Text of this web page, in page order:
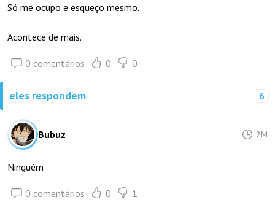
Só me ocupo e esqueço mesmo.
Acontece de mais.
0 comentários 0 0
eles respondem 6
Bubuz 2M
Ninguém
0 comentários 0 1